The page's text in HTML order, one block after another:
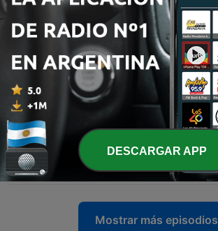
28 - Lilia
13 oct. 2020
27 - Reina
13 oct. 2020
26 - Estefanía
13 oct. 2020
25 - Mina
13 oct. 2020
Mostrar más episodios
DESCARGAR APP